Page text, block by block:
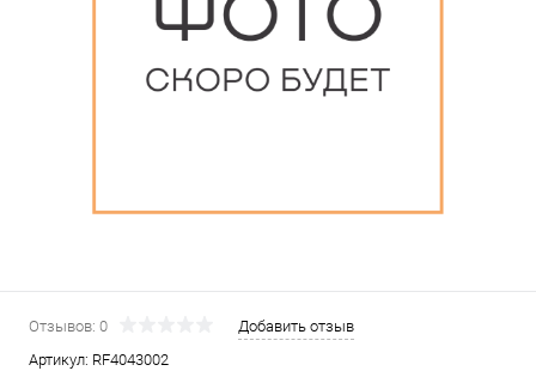
Отзывов: 0
Добавить отзыв
Артикул: RF4043002